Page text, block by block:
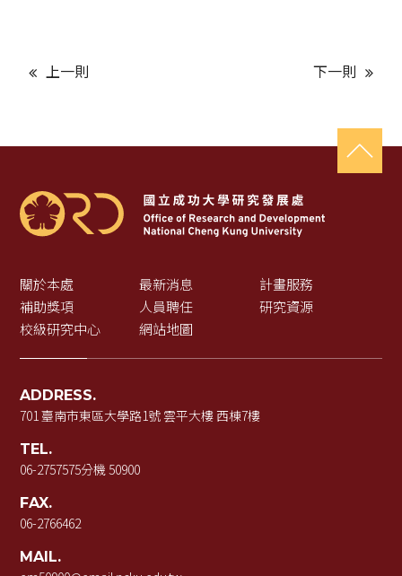
上一則 下一則
關於本處 最新消息
計畫服務
補助獎項
人員聘任
研究資源
校級研究中心
網站地圖
ADDRESS.
701 臺南市東區大學路1號 雲平大樓 西棟7樓
TEL.
06-2757575分機 50900
FAX.
06-2766462
MAIL.